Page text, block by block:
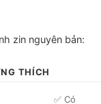
zin nguyên bản:
THÍCH
✅ Có